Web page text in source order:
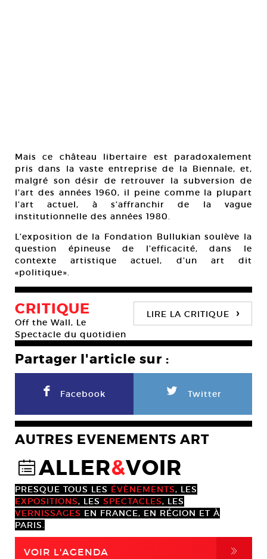
Mais ce château libertaire est paradoxalement
pris dans la vaste entreprise de la Biennale, et,
malgré son désir de retrouver la subversion de
l’art des années 1960, il peine comme la plupart
l’art actuel, à s’affranchir de la vague
institutionnelle des années 1980.
L’exposition de la Fondation Bullukian soulève la
question épineuse de l’efficacité, dans le
contexte artistique actuel, d’un art dit
«politique».
CRITIQUE
Off the Wall, Le
Spectacle du quotidien
LIRE LA CRITIQUE ›
Partager l'article sur :
F Facebook L Twitter
AUTRES EVENEMENTS ART
@ALLER&VOIR
PRESQUE TOUS LES ÉVÈNEMENTS, LES
EXPOSITIONS, LES SPECTACLES, LES
VERNISSAGES EN FRANCE, EN RÉGION ET À
PARIS.
VOIR L'AGENDA ,